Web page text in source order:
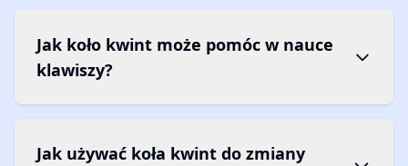
Jak koło kwint może pomóc w nauce
klawiszy?
Jak używać koła kwint do zmiany